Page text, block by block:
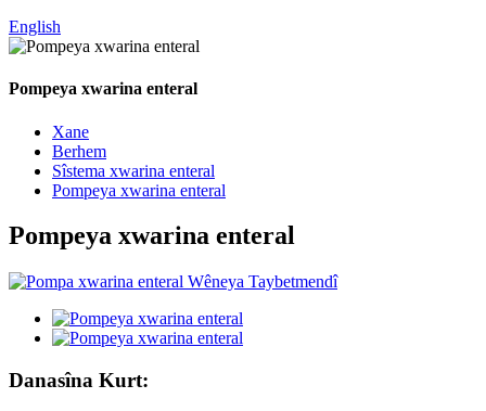
English
Pompeya xwarina enteral
Xane
Berhem
Sîstema xwarina enteral
Pompeya xwarina enteral
Pompeya xwarina enteral
Danasîna Kurt: